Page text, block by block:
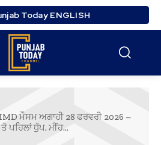
Today ENGLISH
IMD ਮੌਸਮ ਅਗਾਹੀ 28 ਫਰਵਰੀ 2026 –
ਪਹਿਲਾਂ ਧੁੱਪ, ਮੀਂਹ...